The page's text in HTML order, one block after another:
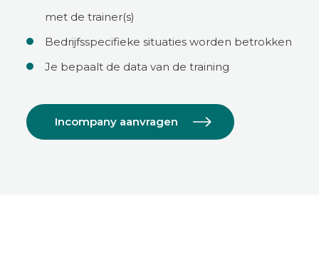
met de trainer(s)
Bedrijfsspecifieke situaties worden betrokken
Je bepaalt de data van de training
Incompany aanvragen